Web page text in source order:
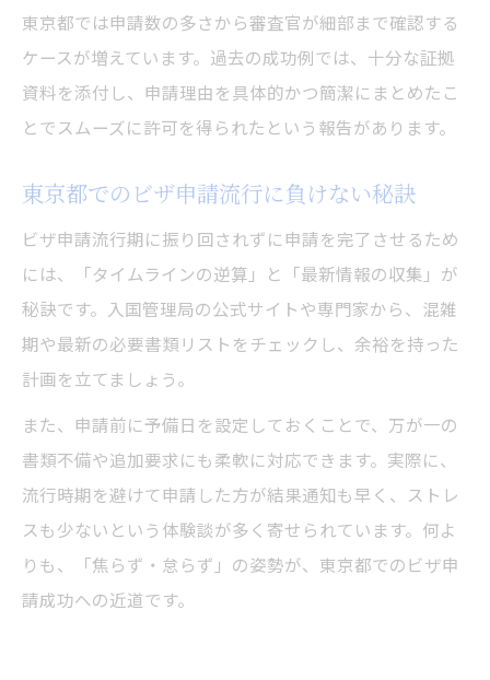
東京都では申請数の多さから審査官が細部まで確認する
ケースが増えています。過去の成功例では、十分な証拠
資料を添付し、申請理由を具体的かつ簡潔にまとめたこ
とでスムーズに許可を得られたという報告があります。
東京都でのビザ申請流行に負けない秘訣
ビザ申請流行期に振り回されずに申請を完了させるため
には、「タイムラインの逆算」と「最新情報の収集」が
秘訣です。入国管理局の公式サイトや専門家から、混雑
期や最新の必要書類リストをチェックし、余裕を持った
計画を立てましょう。
また、申請前に予備日を設定しておくことで、万が一の
書類不備や追加要求にも柔軟に対応できます。実際に、
流行時期を避けて申請した方が結果通知も早く、ストレ
スも少ないという体験談が多く寄せられています。何よ
りも、「焦らず・怠らず」の姿勢が、東京都でのビザ申
請成功への近道です。